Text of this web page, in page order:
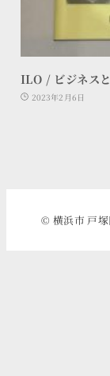
ILO / ビジネス
2023年2月6日
© 横浜市 戸